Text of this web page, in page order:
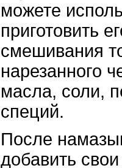
можете
приготовить
смешивания
нарезанного
масла, соли,
специй.
После
добавить